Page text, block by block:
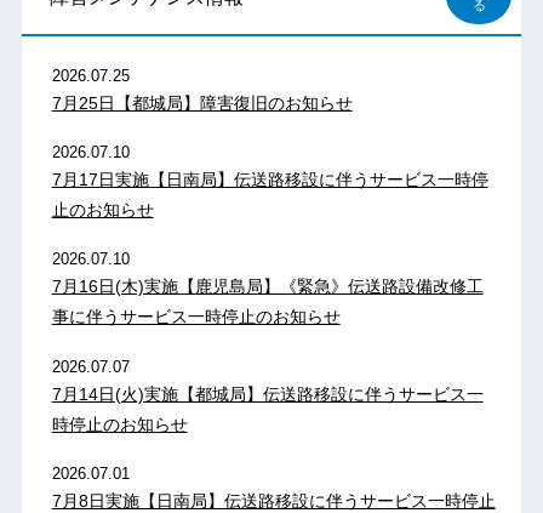
る
2026.07.25
7月25日【都城局】障害復旧のお知らせ
2026.07.10
7月17日実施【日南局】伝送路移設に伴うサービス一時停
止のお知らせ
2026.07.10
7月16日(木)実施【鹿児島局】《緊急》伝送路設備改修工
事に伴うサービス一時停止のお知らせ
2026.07.07
7月14日(火)実施【都城局】伝送路移設に伴うサービス一
時停止のお知らせ
2026.07.01
7月8日実施【日南局】伝送路移設に伴うサービス一時停止